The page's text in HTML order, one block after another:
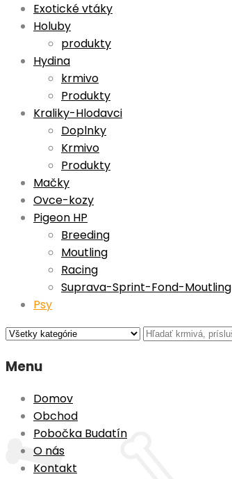
Exotické vtáky
Holuby
produkty
Hydina
krmivo
Produkty
Kraliky-Hlodavci
Doplnky
Krmivo
Produkty
Mačky
Ovce-kozy
Pigeon HP
Breeding
Moutling
Racing
Suprava-Sprint-Fond-Moutling
Psy
Menu
Domov
Obchod
Pobočka Budatín
O nás
Kontakt